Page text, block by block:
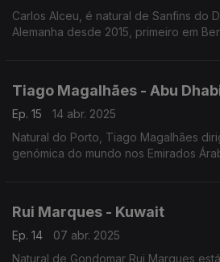
Carlos Alceu, é natural de Sanfins do
Alemanha desde 2015, primeiro em
Tiago Magalhães - Abu
Ep. 15
14 abr. 2025
Natural do Porto, Tiago Magalhães
genómica do mundo nos Emirados
Rui Marques - Kuwait
Ep. 14
07 abr. 2025
Natural de Gondomar Rui Marques